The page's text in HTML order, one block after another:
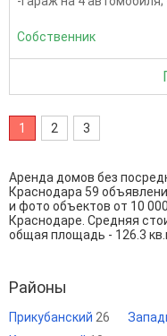
Собственник
1 2 3
Аренда домов без
Краснодара 59
и фото объектов от 10 000
Краснодаре. Средняя
общая площадь - 126.3
Районы
Прикубанский 26